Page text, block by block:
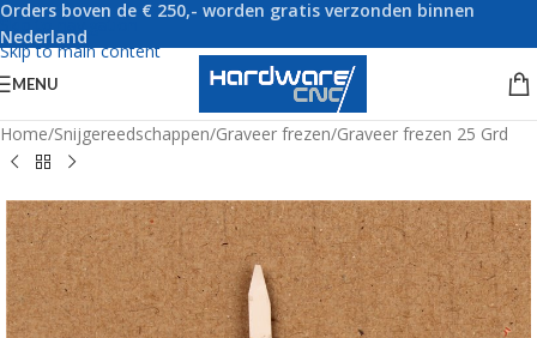
Skip to navigation
Skip to main content
Orders boven de € 250,- worden gratis verzonden binnen
Nederland
MENU
Home/Snijgereedschappen/Graveer frezen/Graveer frezen 25 Grd